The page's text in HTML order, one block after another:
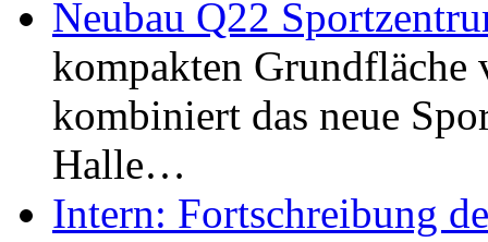
Neubau Q22
kompakten Grundfläche
kombiniert das neue
Halle…
Intern: Fortschreibung